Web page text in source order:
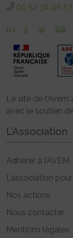
09 52 38 98 57
Le site de
avec le soutien de
L’Association
Adhérer à l’AVEM
L’association
Nos actions
Nous contacter
Mentions légales